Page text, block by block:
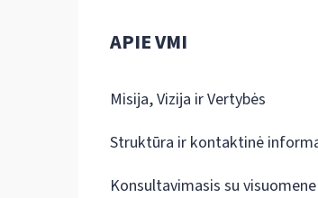
APIE VMI
Misija, Vizija ir Vertybės
Struktūra ir kontaktinė
Konsultavimasis su visuomene